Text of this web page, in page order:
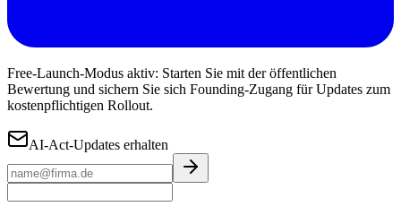
Free-Launch-Modus aktiv: Starten Sie mit der öffentlichen
Bewertung und sichern Sie sich Founding-Zugang für Updates zum
kostenpflichtigen Rollout.
AI-Act-Updates erhalten